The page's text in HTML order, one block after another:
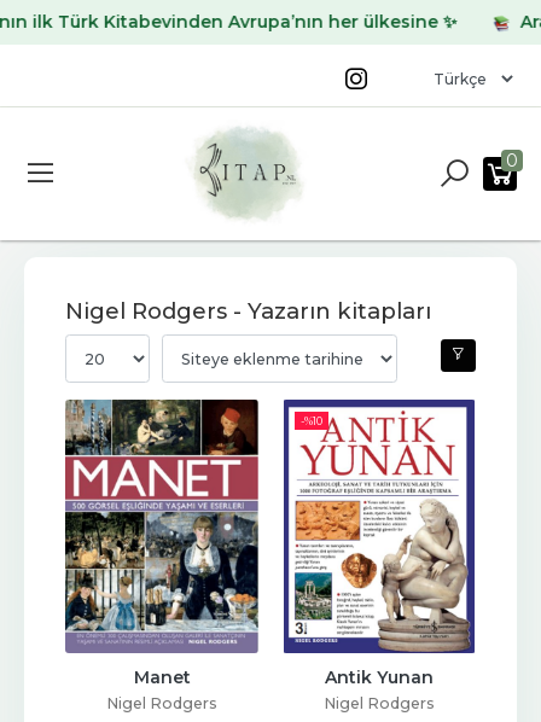
ilk Türk Kitabevinden Avrupa’nın her ülkesine ✨
0
Nigel Rodgers - Yazarın kitapları
Manet
Nigel Rodgers
-%10
Antik Yunan
Nigel Rodgers